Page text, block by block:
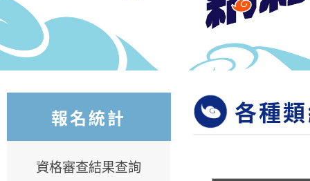
報名統計
資格審查結果查詢
各種